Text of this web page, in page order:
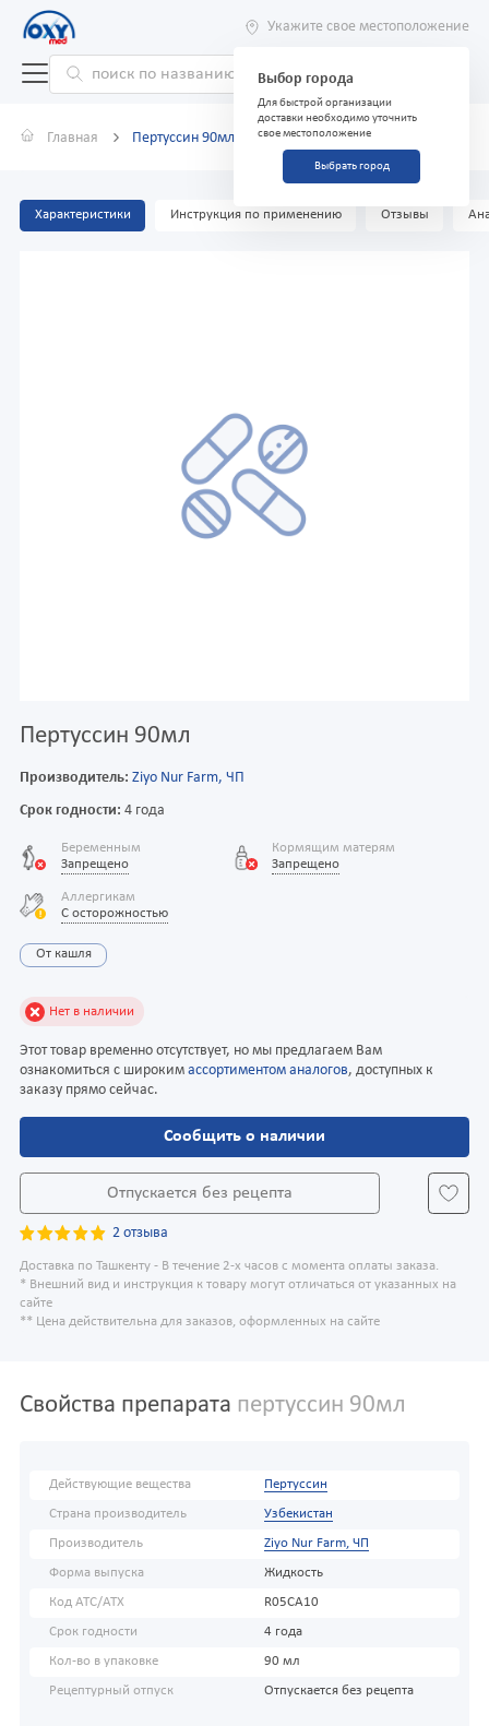
Укажите свое местоположение
Выбор города
Для быстрой организации
доставки необходимо уточнить
свое местоположение
Выбрать город
Главная Пертуссин 90мл
Характеристики Инструкция по применению Отзывы
Пертуссин 90мл
Производитель: Ziyo Nur Farm, ЧП
Срок годности: 4 года
Беременным
Запрещено
Кормящим матерям
Запрещено
Аллергикам
С осторожностью
От кашля
Нет в наличии
Этот товар временно отсутствует, но мы предлагаем Вам
ознакомиться с широким ассортиментом аналогов, доступных к
заказу прямо сейчас.
Сообщить о наличии
Отпускается без рецепта
2 отзыва
Доставка по Ташкенту - В течение 2-х часов с момента оплаты заказа.
* Внешний вид и инструкция к товару могут отличаться от указанных на
сайте
** Цена действительна для заказов, оформленных на сайте
Свойства препарата пертуссин 90мл
Действующие вещества Пертуссин
Страна производитель Узбекистан
Производитель Ziyo Nur Farm, ЧП
Форма выпуска Жидкость
Код АТС/ATX R05CA10
Срок годности 4 года
Кол-во в упаковке 90 мл
Рецептурный отпуск Отпускается без рецепта